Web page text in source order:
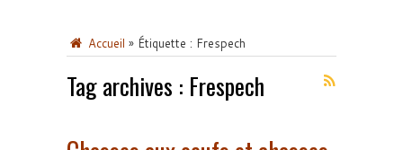
Accueil » Étiquette : Frespech
Tag archives : Frespech